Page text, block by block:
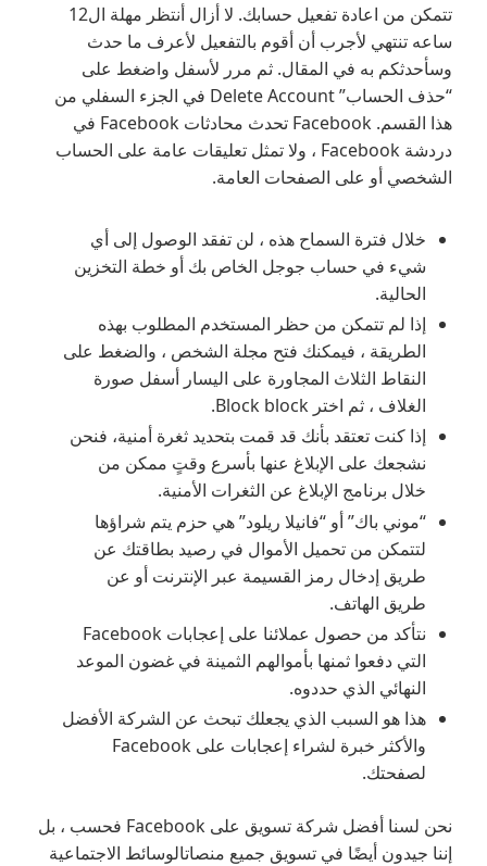
تتمكن من اعادة تفعيل حسابك. لا أزال أنتظر مهلة ال12
ساعه تنتهي لأجرب أن أقوم بالتفعيل لأعرف ما حدث
وسأحدثكم به في المقال. ثم مرر لأسفل واضغط على
“حذف الحساب” Delete Account في الجزء السفلي من
هذا القسم. Facebook تحدث محادثات Facebook في
دردشة Facebook ، ولا تمثل تعليقات عامة على الحساب
الشخصي أو على الصفحات العامة.
خلال فترة السماح هذه ، لن تفقد الوصول إلى أي
شيء في حساب جوجل الخاص بك أو خطة التخزين
الحالية.
إذا لم تتمكن من حظر المستخدم المطلوب بهذه
الطريقة ، فيمكنك فتح مجلة الشخص ، والضغط على
النقاط الثلاث المجاورة على اليسار أسفل صورة
الغلاف ، ثم اختر Block block.
إذا كنت تعتقد بأنك قد قمت بتحديد ثغرة أمنية، فنحن
نشجعك على الإبلاغ عنها بأسرع وقتٍ ممكن من
خلال برنامج الإبلاغ عن الثغرات الأمنية.
“موني باك” أو “فانيلا ريلود” هي حزم يتم شراؤها
لتتمكن من تحميل الأموال في رصيد بطاقتك عن
طريق إدخال رمز القسيمة عبر الإنترنت أو عن
طريق الهاتف.
نتأكد من حصول عملائنا على إعجابات Facebook
التي دفعوا ثمنها بأموالهم الثمينة في غضون الموعد
النهائي الذي حددوه.
هذا هو السبب الذي يجعلك تبحث عن الشركة الأفضل
والأكثر خبرة لشراء إعجابات على Facebook
لصفحتك.
نحن لسنا أفضل شركة تسويق على Facebook فحسب ، بل
إننا جيدون أيضًا في تسويق جميع منصاتالوسائط الاجتماعية